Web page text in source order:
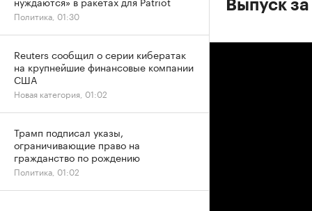
Выпуск
Политика, 01:30
Reuters сообщил о серии кибератак
на крупнейшие финансовые компании
США
Новая категория, 01:02
Трамп подписал указы,
ограничивающие право на
гражданство по рождению
Политика, 01:02